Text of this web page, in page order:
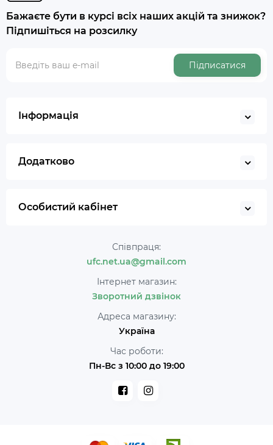
Бажаєте бути в курсі всіх наших акцій та знижок?
Підпишіться на розсилку
Підписатися
Інформація
Додатково
Особистий кабінет
Співпраця:
ufc.net.ua@gmail.com
Інтернет магазин:
Зворотний дзвінок
Адреса магазину:
Україна
Час роботи:
Пн-Вс з 10:00 до 19:00